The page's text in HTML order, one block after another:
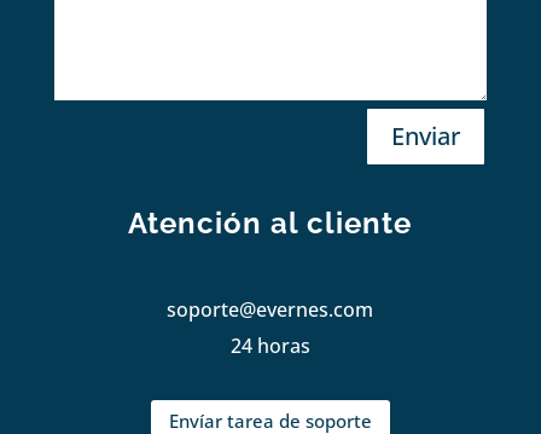
Enviar
Atención al cliente
soporte@evernes.com
24 horas
Envíar tarea de soporte